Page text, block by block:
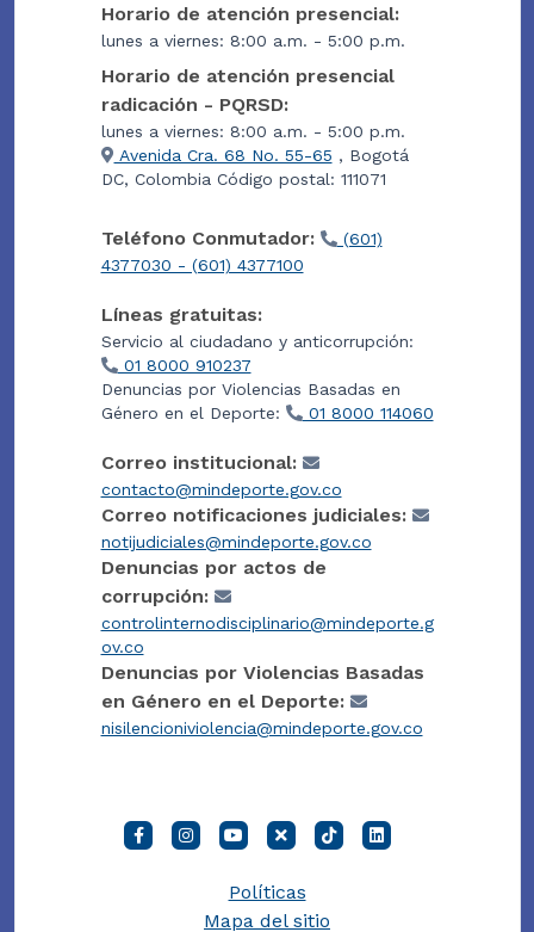
Horario de atención presencial:
lunes a viernes: 8:00 a.m. - 5:00 p.m.
Horario de atención presencial
radicación - PQRSD:
lunes a viernes: 8:00 a.m. - 5:00 p.m.
Avenida Cra. 68 No. 55-65 , Bogotá
DC, Colombia Código postal: 111071
Teléfono Conmutador:
(601)
4377030 - (601) 4377100
Líneas gratuitas:
Servicio al ciudadano y anticorrupción:
01 8000 910237
Denuncias por Violencias Basadas en
Género en el Deporte:
01 8000 114060
Correo institucional:
contacto@mindeporte.gov.co
Correo notificaciones judiciales:
notijudiciales@mindeporte.gov.co
Denuncias por actos de
corrupción:
controlinternodisciplinario@mindeporte.g
ov.co
Denuncias por Violencias Basadas
en Género en el Deporte:
nisilencioniviolencia@mindeporte.gov.co
Políticas
Mapa del sitio